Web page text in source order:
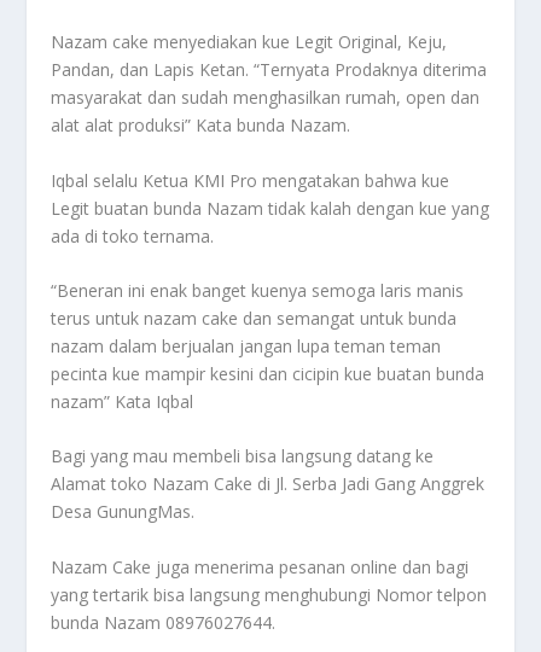
Nazam cake menyediakan kue Legit Original, Keju,
Pandan, dan Lapis Ketan. “Ternyata Prodaknya diterima
masyarakat dan sudah menghasilkan rumah, open dan
alat alat produksi” Kata bunda Nazam.
Iqbal selalu Ketua KMI Pro mengatakan bahwa kue
Legit buatan bunda Nazam tidak kalah dengan kue yang
ada di toko ternama.
“Beneran ini enak banget kuenya semoga laris manis
terus untuk nazam cake dan semangat untuk bunda
nazam dalam berjualan jangan lupa teman teman
pecinta kue mampir kesini dan cicipin kue buatan bunda
nazam” Kata Iqbal
Bagi yang mau membeli bisa langsung datang ke
Alamat toko Nazam Cake di Jl. Serba Jadi Gang Anggrek
Desa GunungMas.
Nazam Cake juga menerima pesanan online dan bagi
yang tertarik bisa langsung menghubungi Nomor telpon
bunda Nazam 08976027644.